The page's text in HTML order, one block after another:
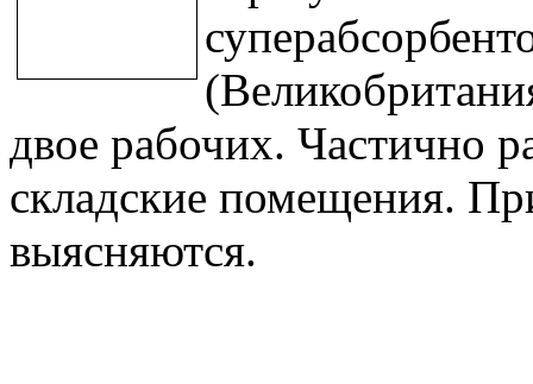
двое рабочих. Частично
складские помещения.
выясняются.